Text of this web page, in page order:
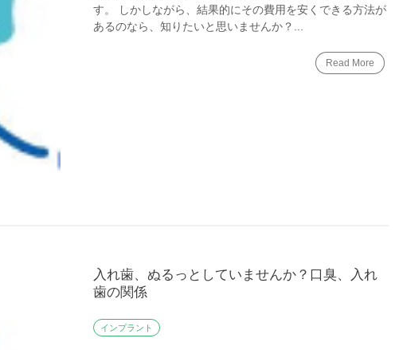
す。 しかしながら、結果的にその費用を安くできる方法が
あるのなら、知りたいと思いませんか？...
Read More
入れ歯、ぬるっとしていませんか？口臭、入れ
歯の関係
インプラント